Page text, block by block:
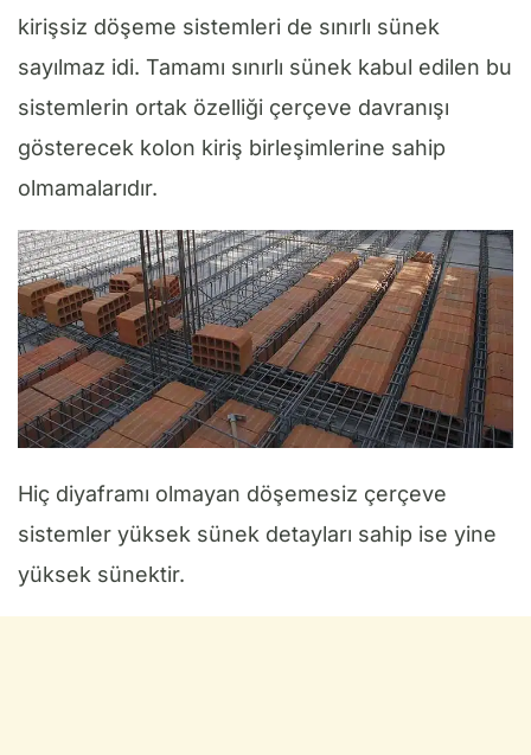
kirişsiz döşeme sistemleri de sınırlı sünek
sayılmaz idi. Tamamı sınırlı sünek kabul edilen bu
sistemlerin ortak özelliği çerçeve davranışı
gösterecek kolon kiriş birleşimlerine sahip
olmamalarıdır.
Hiç diyaframı olmayan döşemesiz çerçeve
sistemler yüksek sünek detayları sahip ise yine
yüksek sünektir.